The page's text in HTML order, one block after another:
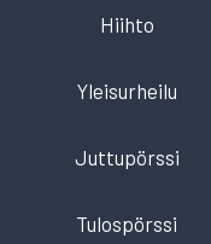
Hiihto
Yleisurheilu
Juttupörssi
Tulospörssi